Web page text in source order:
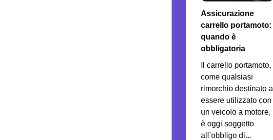
Assicurazione
carrello portamoto:
quando è
obbligatoria
Il carrello portamoto,
come qualsiasi
rimorchio destinato a
essere utilizzato con
un veicolo a motore,
è oggi soggetto
all’obbligo di...